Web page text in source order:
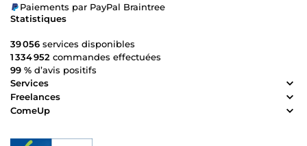
Paiements par PayPal Braintree
Statistiques
39 056 services disponibles
1 334 952 commandes effectuées
99 % d’avis positifs
Services
Freelances
ComeUp